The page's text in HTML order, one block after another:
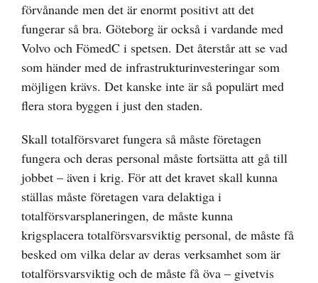
förvånande men det är enormt positivt att det
fungerar så bra. Göteborg är också i vardande med
Volvo och FömedC i spetsen. Det återstår att se vad
som händer med de infrastrukturinvesteringar som
möjligen krävs. Det kanske inte är så populärt med
flera stora byggen i just den staden.
Skall totalförsvaret fungera så måste företagen
fungera och deras personal måste fortsätta att gå till
jobbet – även i krig. För att det kravet skall kunna
ställas måste företagen vara delaktiga i
totalförsvarsplaneringen, de måste kunna
krigsplacera totalförsvarsviktig personal, de måste få
besked om vilka delar av deras verksamhet som är
totalförsvarsviktig och de måste få öva – givetvis